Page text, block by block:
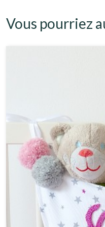
Vous pourriez